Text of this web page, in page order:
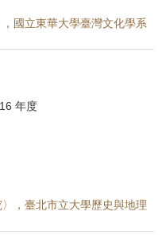
國立東華大學臺灣文化學系
年度
，臺北市立大學歷史與地理